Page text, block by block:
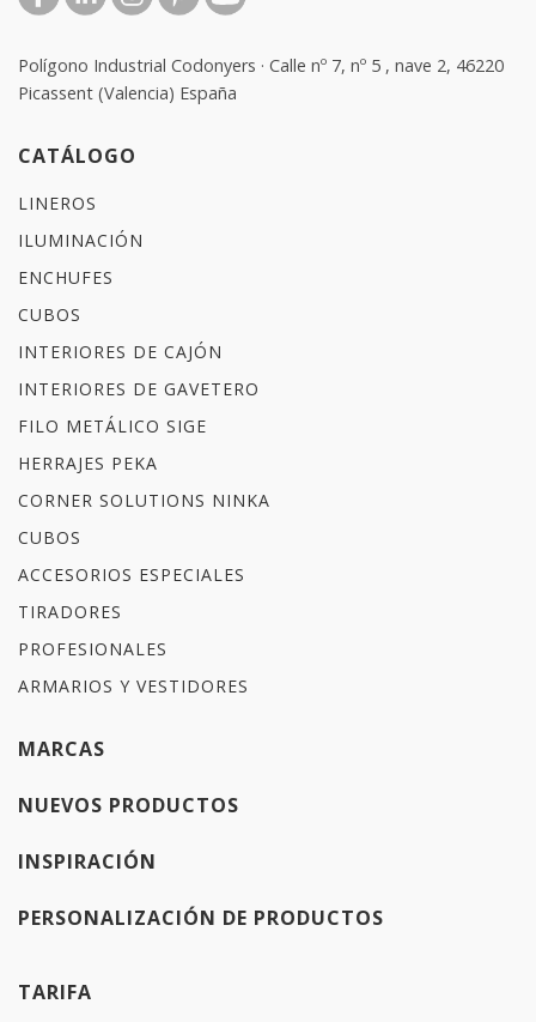
Polígono Industrial Codonyers · Calle nº 7, nº 5 , nave 2, 46220
Picassent (Valencia) España
CATÁLOGO
LINEROS
ILUMINACIÓN
ENCHUFES
CUBOS
INTERIORES DE CAJÓN
INTERIORES DE GAVETERO
FILO METÁLICO SIGE
HERRAJES PEKA
CORNER SOLUTIONS NINKA
CUBOS
ACCESORIOS ESPECIALES
TIRADORES
PROFESIONALES
ARMARIOS Y VESTIDORES
MARCAS
NUEVOS PRODUCTOS
INSPIRACIÓN
PERSONALIZACIÓN DE PRODUCTOS
TARIFA